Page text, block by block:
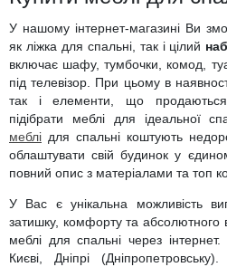
У нашому інтернет-магазині Ви
як ліжка для спальні, так і цілий
включає шафу, тумбочки, комод,
під телевізор. При цьому в
так і елементи, що
підібрати меблі для ідеальної
меблі для спальні коштують
облаштувати свій будинок у
повний опис з матеріалами та топ
У Вас є унікальна можливість
затишку, комфорту та абсолютного
меблі для спальні через
Києві, Дніпрі